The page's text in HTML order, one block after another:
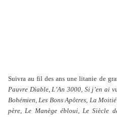
Suivra au fil des ans une litanie de
Pauvre Diable,L’An 3000, Si j’en ai
Bohémien,Les Bons Apôtres, La Moitié
père,Le Manège ébloui,Le Siècle